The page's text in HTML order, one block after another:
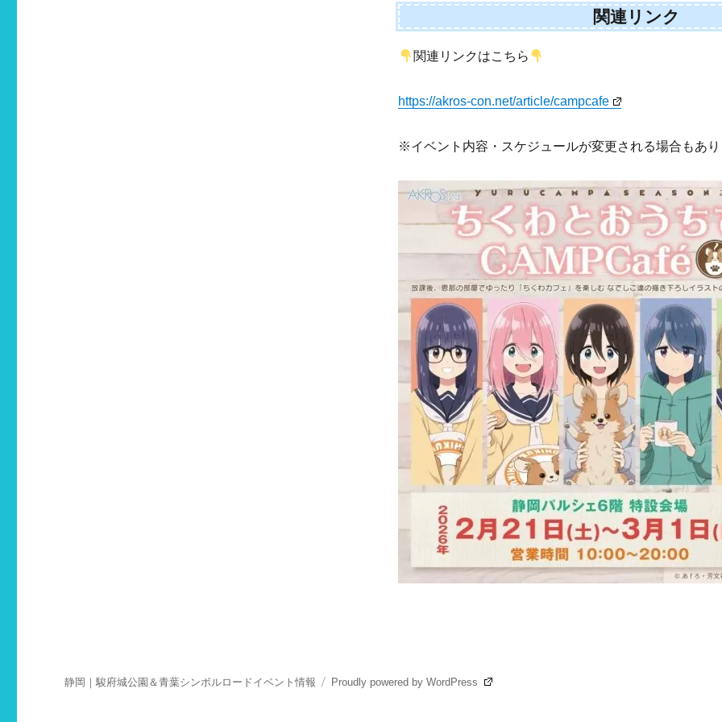
関連リンク
関連リンクはこちら
https://akros-con.net/article/campcafe
※イベント内容・スケジュールが変更される場合もあ
静岡｜駿府城公園＆青葉シンボルロードイベント情報 Proudly powered by WordPress